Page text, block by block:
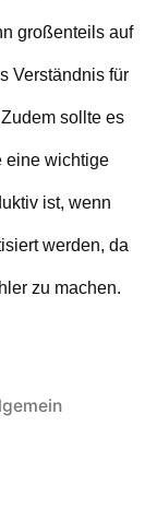
großenteils auf
Verständnis für
sollte es
eine wichtige
ist, wenn
werden, da
zu machen.